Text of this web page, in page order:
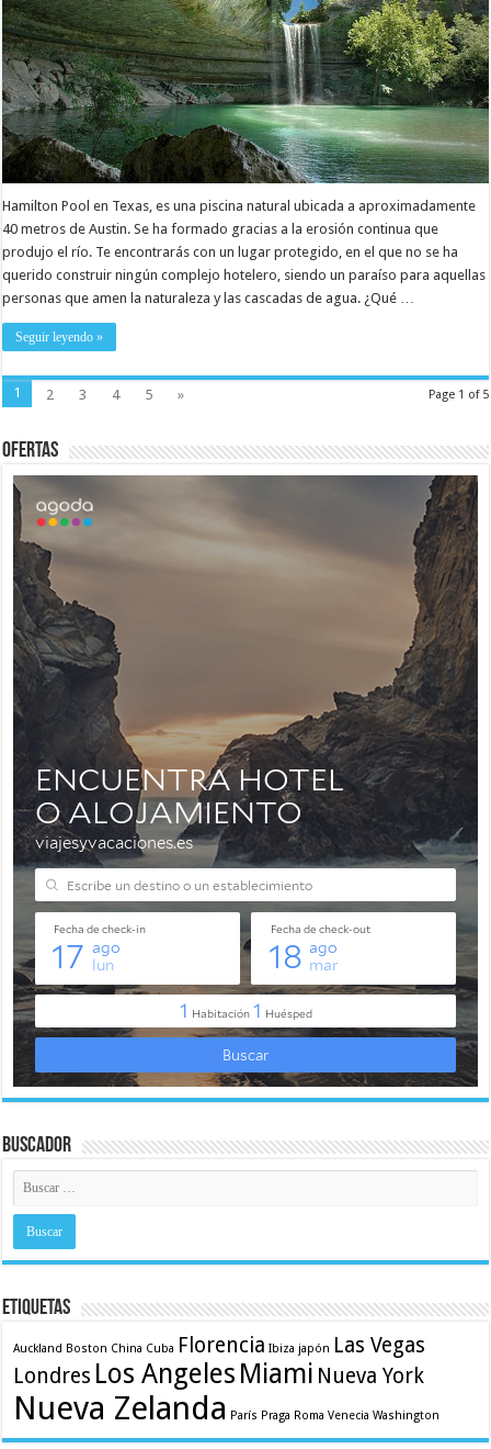
Hamilton Pool en Texas, es una piscina natural ubicada a aproximadamente
40 metros de Austin. Se ha formado gracias a la erosión continua que
produjo el río. Te encontrarás con un lugar protegido, en el que no se ha
querido construir ningún complejo hotelero, siendo un paraíso para aquellas
personas que amen la naturaleza y las cascadas de agua. ¿Qué …
Seguir leyendo »
Page 1 of 5
1 2 3 4 5 »
Ofertas
Buscador
Etiquetas
Auckland Boston China Cuba Florencia Ibiza japón Las Vegas
Londres Los Angeles Miami Nueva York
Nueva Zelanda París Praga Roma Venecia Washington